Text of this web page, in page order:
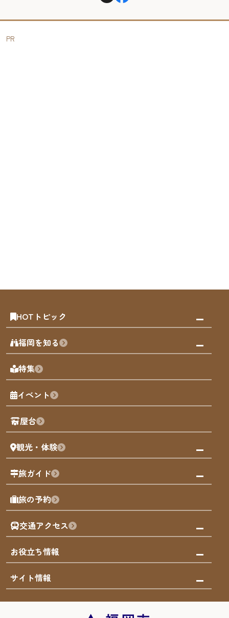
PR
HOTトピック
みんなの旅行記
天神エリア
博多旧市街
福岡城
歴史・文化
福岡を知る
福岡の見どころ
福岡の魅力
観光カレンダー
観光PR動画
まち歩き
福岡グルメ
福岡を楽しむ
福岡のアート
福岡のナイトタイム
福岡の歴史・文化
サステナブルツーリズム
福岡検定
よかなび音声ガイド
特集
イベント
屋台
観光・体験
観る・遊ぶ
屋台
買う
体験
泊まる
旅ガイド
モデルコース
AIおまかせコース
オリジナルプラン
みんなの旅行記
旅の予約
交通アクセス
市内交通ガイド
お得なチケット
お役立ち情報
お知らせ
災害情報
サイト情報
まち歩き・体験プログラム掲載申込